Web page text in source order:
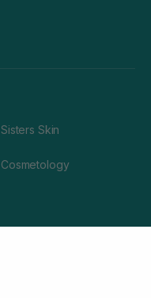
Sisters Skin
Cosmetology